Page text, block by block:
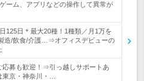
ーム、アプリなどの操作して異常が
125日＊最大20種！1種類／月1万を
造/飲食/介護…⇒オフィスデビューの
応募も歓迎！⇒引っ越しサポートあ
京・神奈川・…